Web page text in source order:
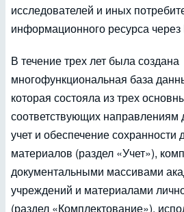
исследователей и иных
информационного ресурса через
В течение трех лет была создана
многофункциональная база
которая состояла из трех
соответствующих направлениям
учет и обеспечение сохранности
материалов (раздел «Учет»),
документальными массивами
учреждений и материалами
(раздел «Комплектование»),